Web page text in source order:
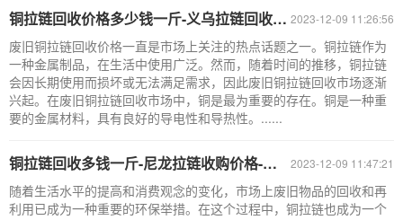
2023-12-09 11:26:56
铜拉链回收价格多少钱一斤-义乌拉链回收厂家地址
废旧铜拉链回收价格一直是市场上关注的热点话题之一。铜拉链作为
一种金属制品，在生活中使用广泛。然而，随着时间的推移，铜拉链
会因长期使用而损坏或无法满足需求，因此废旧铜拉链回收市场逐渐
兴起。在废旧铜拉链回收市场中，铜是最为重要的存在。铜是一种重
要的金属材料，具有良好的导电性和导热性。......
2023-12-09 11:47:21
铜拉链回收多钱一斤-尼龙拉链收购价格-义乌拉链回收厂家
随着生活水平的提高和消费观念的变化，市场上废旧物品的回收和再
利用已成为一种重要的环保举措。在这个过程中，铜拉链也成为一个